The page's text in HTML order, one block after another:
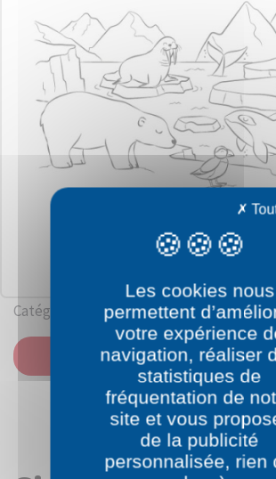
Catégorie: Polaires
IMPRIMER
Les cookies nous
permettent
votre expérience
navigation, réaliser
statistiques de
fréquentation de
site et vous
de la publicité
personnalisée, rien